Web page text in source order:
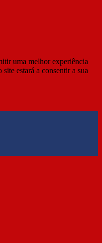
uma melhor experiência
estará a consentir a sua